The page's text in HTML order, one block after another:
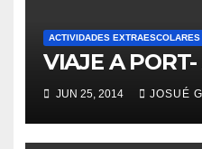
ACTIVIDADES EXTRAESCOLARES
VIAJE A
JUN 25, 2014 JOSUÉ